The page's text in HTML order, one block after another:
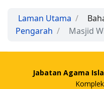
Laman Utama
Pengarah
Masjid
Jabatan Agama